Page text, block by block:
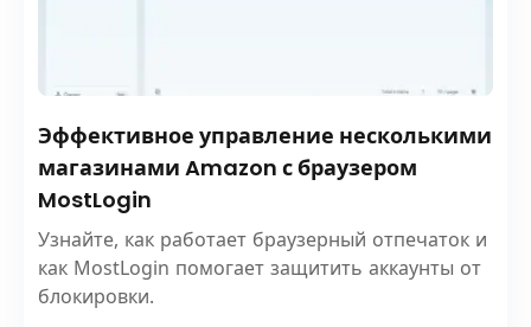
Эффективное управление несколькими
магазинами Amazon с браузером
MostLogin
Узнайте, как работает браузерный отпечаток и
как MostLogin помогает защитить аккаунты от
блокировки.